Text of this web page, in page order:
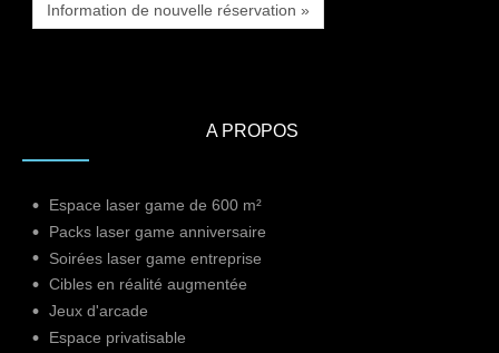
Information de nouvelle réservation »
A PROPOS
Espace laser game de 600 m²
Packs laser game anniversaire
Soirées laser game entreprise
Cibles en réalité augmentée
Jeux d'arcade
Espace privatisable